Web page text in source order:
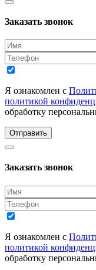
Заказать звонок
Я ознакомлен с
политикой
обработку
Отправить
Заказать звонок
Я ознакомлен с
политикой
обработку